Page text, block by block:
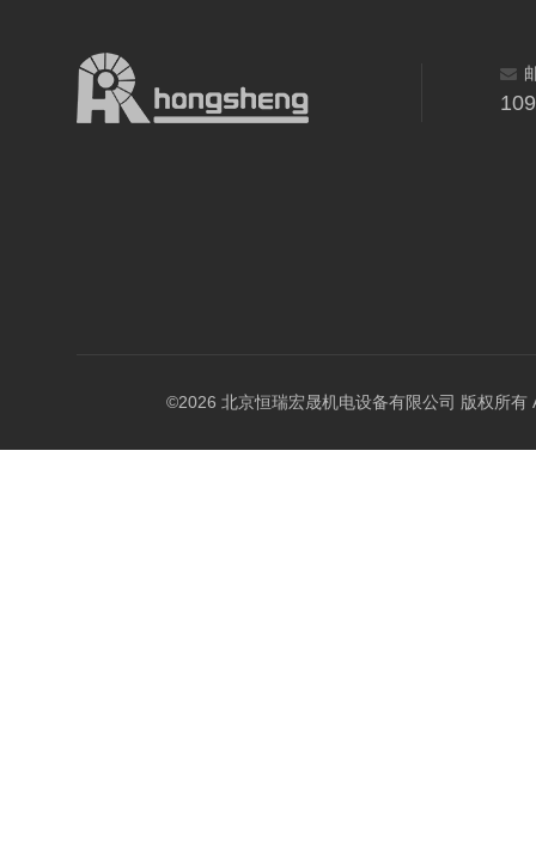
©2026 北京恒瑞宏晟机电设备有限公司 版权所有